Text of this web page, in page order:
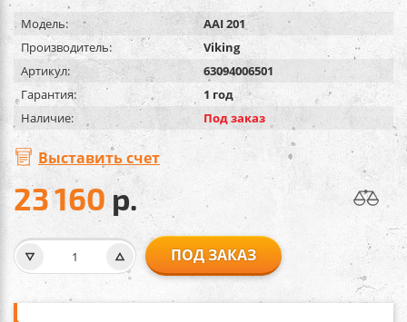
Модель:
AAI 201
Производитель:
Viking
Артикул:
63094006501
Гарантия:
1 год
Наличие:
Под заказ
Выставить счет
23 160 р.
ПОД ЗАКАЗ